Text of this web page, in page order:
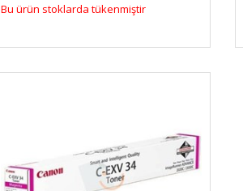
Bu ürün stoklarda tükenmiştir